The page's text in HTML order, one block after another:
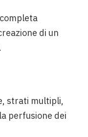
di un
strati multipli,
perfusione dei